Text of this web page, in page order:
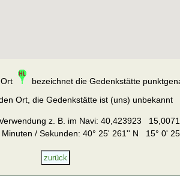
bezeichnet die Gedenkstätte
Ort, die Gedenkstätte ist (uns) unbekannt
z. B. im Navi: 40,423923
/ Sekunden: 40° 25' 261'' N 15° 0'